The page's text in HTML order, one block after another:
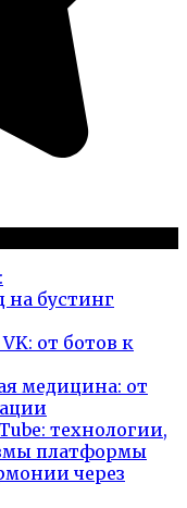
на бустинг
от ботов к
медицина: от
технологии,
платформы
через